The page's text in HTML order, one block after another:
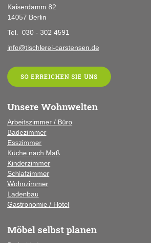
Kaiserdamm 82
14057 Berlin
Tel. 030 - 302 4591
info@tischlerei-carstensen.de
SO ERREICHEN SIE UNS
Unsere Wohnwelten
Arbeitszimmer / Büro
Badezimmer
Esszimmer
Küche nach Maß
Kinderzimmer
Schlafzimmer
Wohnzimmer
Ladenbau
Gastronomie / Hotel
Möbel selbst planen